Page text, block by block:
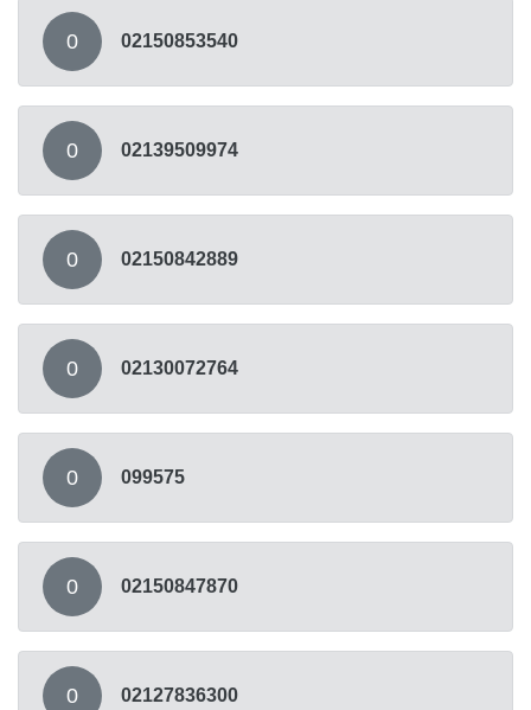
0 02150853540
0 02139509974
0 02150842889
0 02130072764
0 099575
0 02150847870
0 02127836300